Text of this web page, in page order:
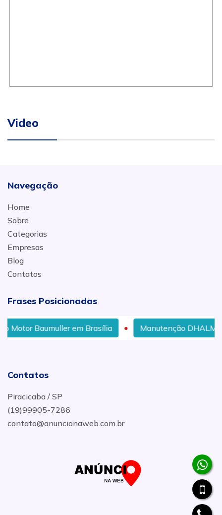
Video
Navegação
Home
Sobre
Categorias
Empresas
Blog
Contatos
Frases Posicionadas
em Brasília Manutenção DHALMAR em Chapecó
Contatos
Piracicaba / SP
(19)99905-7286
contato@anuncionaweb.com.br